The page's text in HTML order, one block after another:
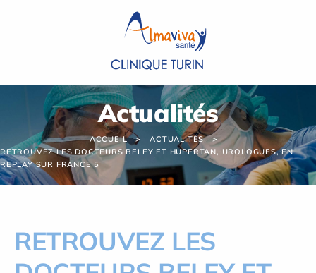
Actualités
ACCUEIL
ACTUALITÉS
RETROUVEZ LES DOCTEURS BELEY ET HUPERTAN, UROLOGUES, EN
REPLAY SUR FRANCE 5
RETROUVEZ LES
Panneau de gestion des cookies